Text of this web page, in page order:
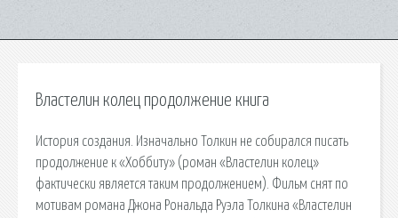
Властелин колец продолжение книга
История создания. Изначально Толкин не собирался писать
продолжение к «Хоббиту» (роман «Властелин колец»
фактически является таким продолжением). Фильм снят по
мотивам романа Джона Рональда Руэла Толкина «Властелин